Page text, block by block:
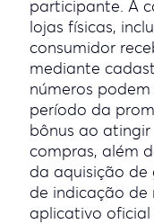
participante. A
lojas físicas,
consumidor
mediante
números
período da
bônus ao atingir
compras, além
da aquisição
de indicação de
aplicativo